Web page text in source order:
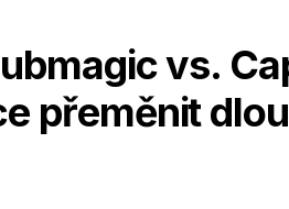
vs.
přeměnit